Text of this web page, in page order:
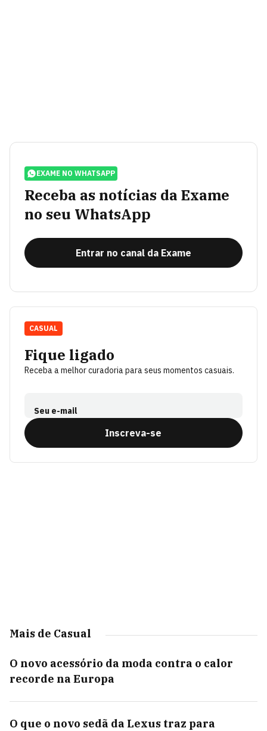
EXAME NO WHATSAPP
Receba as notícias da Exame
no seu WhatsApp
Entrar no canal da Exame
Fique ligado
Receba a melhor curadoria para seus momentos casuais.
Seu e-mail
Inscreva-se
CASUAL
Mais de Casual
O novo acessório da moda contra o calor
recorde na Europa
O que o novo sedã da Lexus traz para